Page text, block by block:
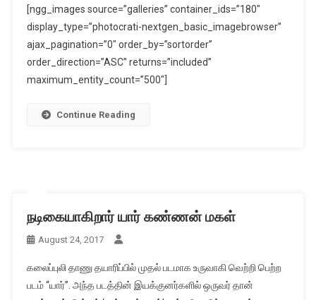
[ngg_images source=”galleries” container_ids=”180″
display_type=”photocrati-nextgen_basic_imagebrowser”
ajax_pagination=”0″ order_by=”sortorder”
order_direction=”ASC” returns=”included”
maximum_entity_count=”500″]
Continue Reading
நடிகையாகிறார் யார் கண்ணன் மகள்
August 24, 2017
கலைப்புலி தாணு தயாரிப்பில் முதல் படமாக உருவாகி வெற்றி பெற்ற
படம் “யார்”. அந்த படத்தின் இயக்குனர்களில் ஒருவர் தான்